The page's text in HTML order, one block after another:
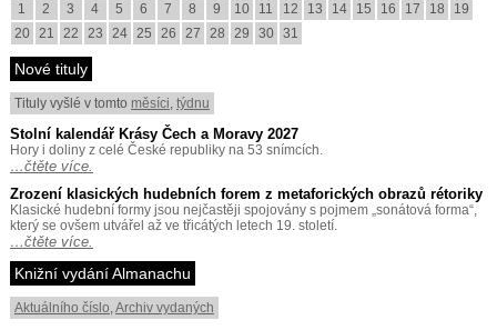
1
2 3 4 5 6 7 8 9 10 11 12 13 14 15 16 17 18
19
20 21 22 23 24 25 26 27 28 29 30 31
Nové tituly
Tituly vyšlé v tomto měsíci, týdnu
Stolní kalendář Krásy Čech a Moravy 2027
Hory i doliny z celé České republiky na 53 snímcích.
…čtěte více.
Zrození klasických hudebních forem z metaforických obrazů rétoriky
Klasické hudební formy jsou nejčastěji spojovány s pojmem „sonátová forma“,
který se ovšem utvářel až ve třicátých letech 19. století.
…čtěte více.
Knižní vydání Almanachu
Aktuálního číslo,Archiv vydaných